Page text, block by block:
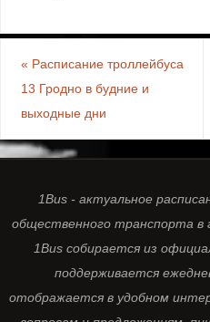
« Расписание троллейбуса
13 Гродно в будние и
выходные дни
1Bus - актуальное
общественного транспорта в
1Bus собирается из
поддерживается
отображается в удобном